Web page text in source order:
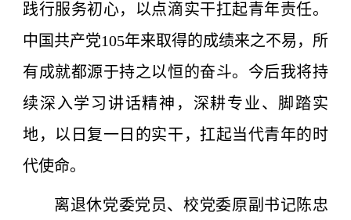
践行服务初心，以点滴实干扛起青年责任。
中国共产党105年来取得的成绩来之不易，所
有成就都源于持之以恒的奋斗。今后我将持
续深入学习讲话精神，深耕专业、脚踏实
地，以日复一日的实干，扛起当代青年的时
代使命。
离退休党委党员、校党委原副书记陈忠